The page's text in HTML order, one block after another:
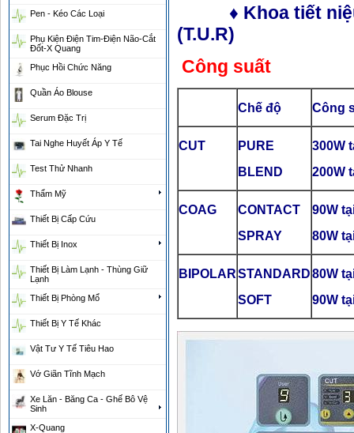
♦ Khoa tiết niệu,
(T.U.R)
Công suất
Chế độ Công
CUT
PURE
BLEND
300W
200W
COAG
CONTACT
SPRAY
90W
80W
BIPOLARSTANDARD
SOFT
80W
90W
Pen - Kéo Các Loại
Phụ Kiện Điện Tim-Điện Não-Cắt
Đốt-X Quang
Phục Hồi Chức Năng
Quần Áo Blouse
Serum Đặc Trị
Tai Nghe Huyết Áp Y Tế
Test Thử Nhanh
Thẩm Mỹ
Thiết Bị Cấp Cứu
Thiết Bị Inox
Thiết Bị Làm Lạnh - Thùng Giữ
Lạnh
Thiết Bị Phòng Mổ
Thiết Bị Y Tế Khác
Vật Tư Y Tế Tiêu Hao
Vớ Giãn Tĩnh Mạch
Xe Lăn - Băng Ca - Ghế Bô Vệ
Sinh
X-Quang